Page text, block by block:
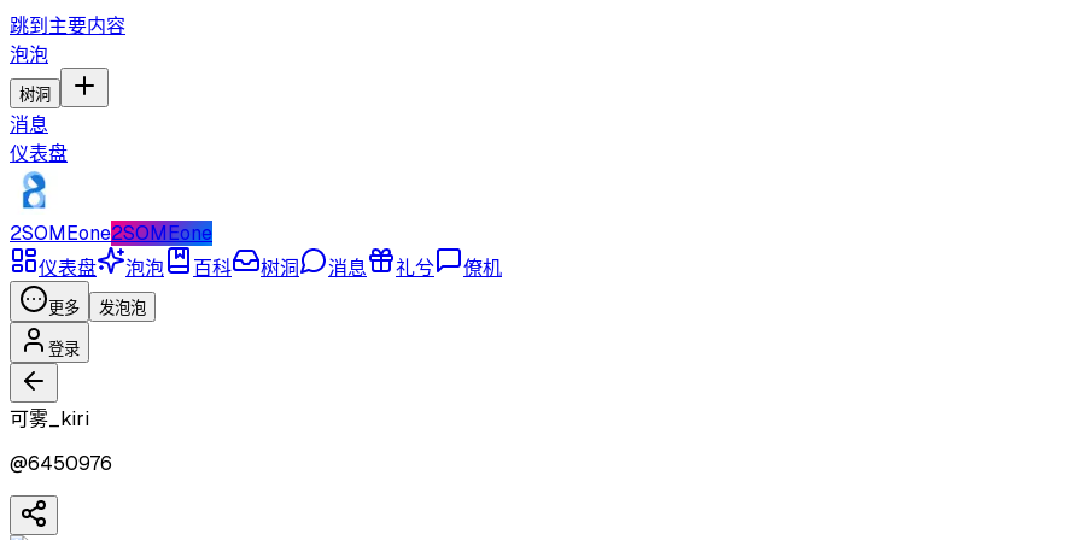
跳到主要内容
泡泡
树洞
消息
仪表盘
2SOMEone2SOMEone
仪表盘
泡泡 百科 树洞 消息 礼兮 僚机
更多 发泡泡
登录
可雾_kiri
@6450976